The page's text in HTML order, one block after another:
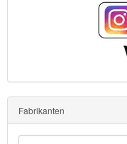
Fabrikanten